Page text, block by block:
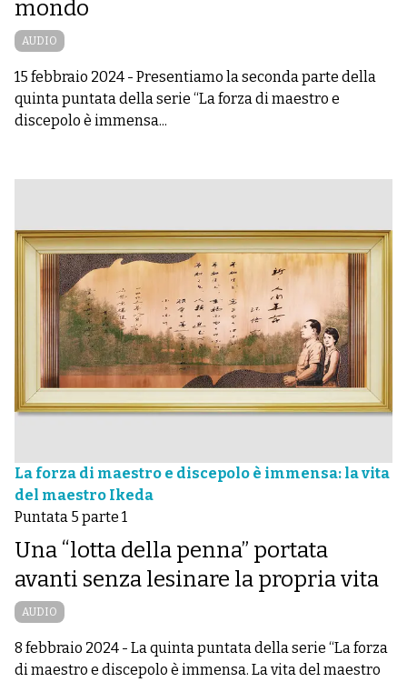
mondo
AUDIO
15 febbraio 2024 - Presentiamo la seconda parte della
quinta puntata della serie “La forza di maestro e
discepolo è immensa...
La forza di maestro e discepolo è immensa: la vita
del maestro Ikeda
Puntata 5 parte 1
Una “lotta della penna” portata
avanti senza lesinare la propria vita
AUDIO
8 febbraio 2024 - La quinta puntata della serie “La forza
di maestro e discepolo è immensa. La vita del maestro